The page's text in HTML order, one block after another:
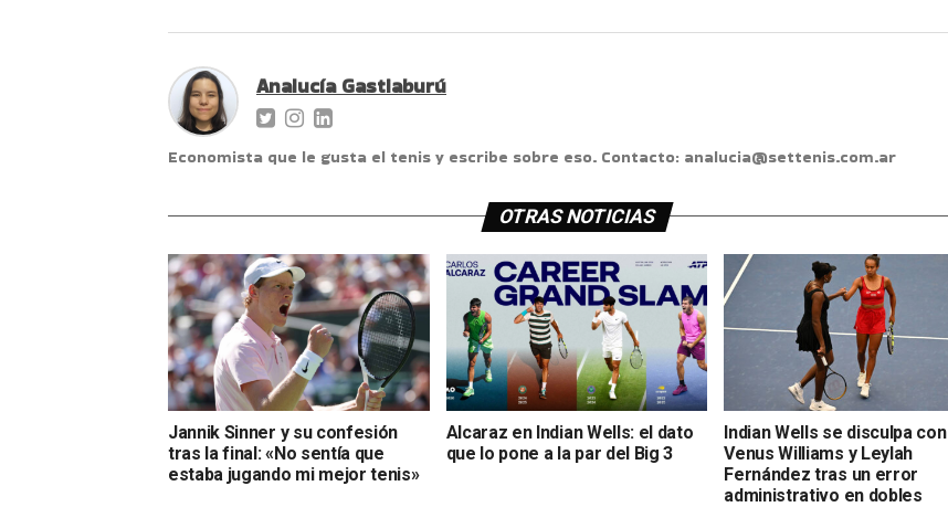
Analucía Gastiaburú
Economista que le gusta el tenis y escribe sobre eso. Contacto: analucia@settenis.com.ar
OTRAS NOTICIAS
Jannik Sinner y su confesión
tras la final: «No sentía que
estaba jugando mi mejor tenis»
Alcaraz en Indian Wells: el dato
que lo pone a la par del Big 3
Indian Wells se disculpa con
Venus Williams y Leylah
Fernández tras un error
administrativo en dobles